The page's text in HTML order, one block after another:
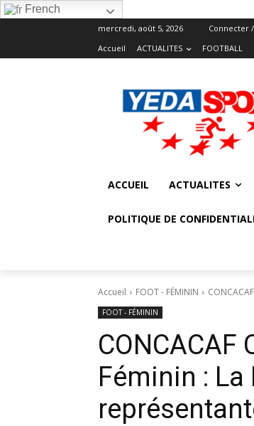
French
mercredi, août 5, 2026
Connecter
Accueil
ACTUALITES FOOTBALL
ACCUEIL ACTUALITES
POLITIQUE DE
Accueil FOOT - FÉMININ
FOOT - FÉMININ
Féminin : La